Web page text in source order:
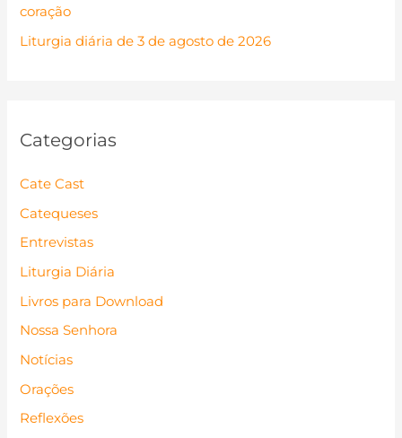
coração
Liturgia diária de 3 de agosto de 2026
Categorias
Cate Cast
Catequeses
Entrevistas
Liturgia Diária
Livros para Download
Nossa Senhora
Notícias
Orações
Reflexões